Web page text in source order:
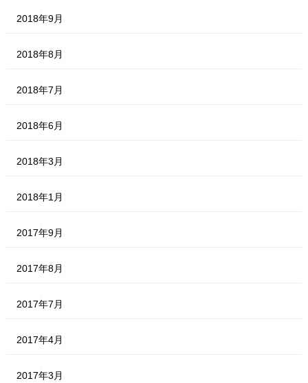
2018年9月
2018年8月
2018年7月
2018年6月
2018年3月
2018年1月
2017年9月
2017年8月
2017年7月
2017年4月
2017年3月